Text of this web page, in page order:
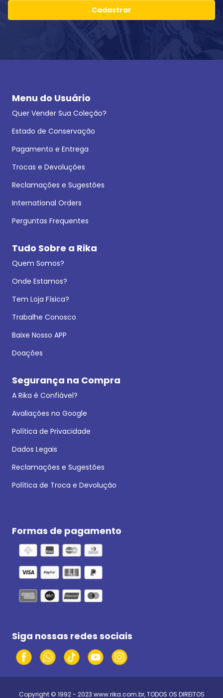
Cadastrar
Menu do Usuário
Quer Vender Sua Coleção?
Estado de Conservação
Pagamento e Entrega
Trocas e Devoluções
Reclamações e Sugestões
International Orders
Perguntas Frequentes
Tudo Sobre a Rika
Quem Somos?
Onde Estamos?
Tem Loja Física?
Trabalhe Conosco
Baixe Nosso APP
Doações
Segurança na Compra
A Rika é Confiável?
Avaliações no Google
Política de Privacidade
Dados Legais
Reclamações e Sugestões
Política de Troca e Devolução
Formas de pagamento
Siga nossas redes sociais
Copyright © 1992 - 2023 www.rika.com.br, TODOS OS DIREITOS